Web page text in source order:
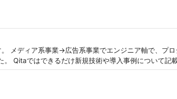
メディア系事業→広告系事業でエンジニア軸で、プ
Qitaではできるだけ新規技術や導入事例について記